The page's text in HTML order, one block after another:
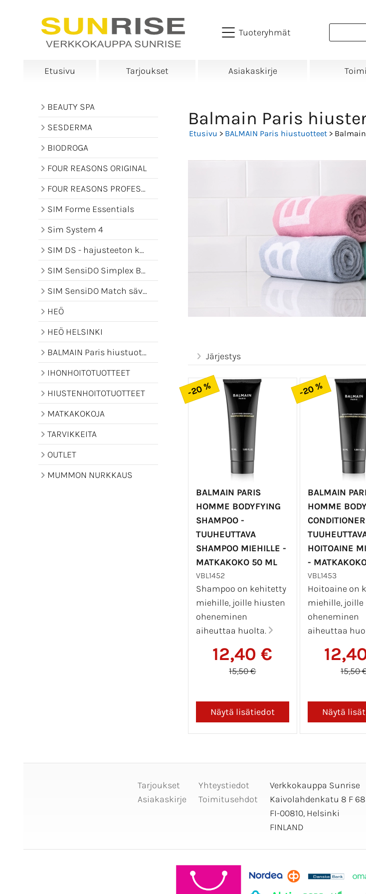
Tuoteryhmät
Etusivu Tarjoukset Asiakaskirje
BEAUTY SPA
SESDERMA
BIODROGA
FOUR REASONS ORIGINAL
FOUR REASONS PROFESSIONAL
SIM Forme Essentials
Sim System 4
SIM DS - hajusteeton kampaamotuotesarja
SIM SensiDO Simplex Bonder -kotihoito
SIM SensiDO Match sävyttävä hiusnaamio
HEÖ
HEÖ HELSINKI
BALMAIN Paris hiustuotteet
IHONHOITOTUOTTEET
HIUSTENHOITOTUOTTEET
MATKAKOKOJA
TARVIKKEITA
OUTLET
MUMMON NURKKAUS
Balmain Paris
Etusivu > BALMAIN Paris hiustuotteet >
Järjestys
-20 %
BALMAIN PARIS
HOMME BODYFYING
SHAMPOO -
TUUHEUTTAVA
SHAMPOO MIEHILLE -
MATKAKOKO 50 ML
VBL1452
Shampoo on kehitetty
miehille, joille hiusten
oheneminen
aiheuttaa huolta.
12,40 €
15,50 €
-20 %
BALMAIN
HOMME
CONDITIONER -
HOITOAINE
-
VBL1453
Hoitoaine on
miehille, joille
oheneminen
aiheuttaa
15,50
Tarjoukset
Asiakaskirje
Yhteystiedot
Toimitusehdot
Verkkokauppa Sunrise
Kaivolahdenkatu 8 F 68
FI-00810, Helsinki
FINLAND